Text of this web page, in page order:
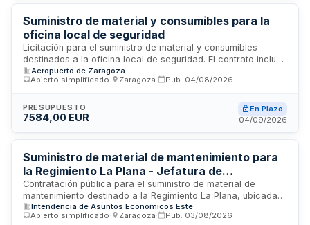
disponibilidad continua del material, mantener existencias
suficientes para evitar roturas de stock y realizar entregas
en el almacén del Sector Sanitario de Zaragoza II conforme
a los pedidos solicitados.
Suministro de material y consumibles para la
oficina local de seguridad
Licitación para el suministro de material y consumibles
destinados a la oficina local de seguridad. El contrato incluye
la obligación del adjudicatario de realizar recogida selectiva
de residuos y gestión adecuada de embalajes durante la
condiciones especiales de ejecución, cumplimiento
defectuoso y demoras en plazos, conforme a la normativa
Aeropuerto de Zaragoza
Abierto simplificado
Zaragoza Pub. 04/08/2026
PRESUPUESTO
7584,00 EUR
En Plazo
04/09/2026
Suministro de material de mantenimiento para
la Regimiento La Plana - Jefatura de
Intendencia de Asuntos Económicos Este
Contratación pública para el suministro de material de
mantenimiento destinado a la Regimiento La Plana, ubicada
en Castellón. El contrato incluye materiales eléctricos,
fontanería, pinturas y ferretería general necesarios para las
Intendencia de Asuntos Económicos Este
Abierto simplificado
Zaragoza Pub. 03/08/2026